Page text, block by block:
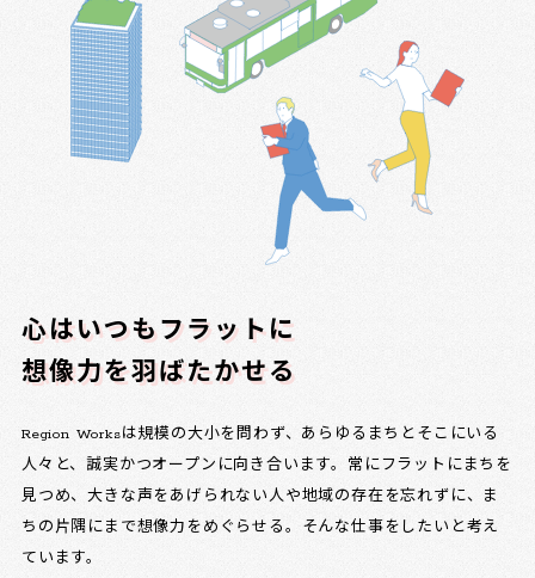
心はいつもフラットに
想像力を羽ばたかせる
Region Worksは規模の大小を問わず、あらゆるまちとそこにいる
人々と、誠実かつオープンに向き合います。常にフラットにまちを
見つめ、大きな声をあげられない人や地域の存在を忘れずに、ま
ちの片隅にまで想像力をめぐらせる。そんな仕事をしたいと考え
ています。